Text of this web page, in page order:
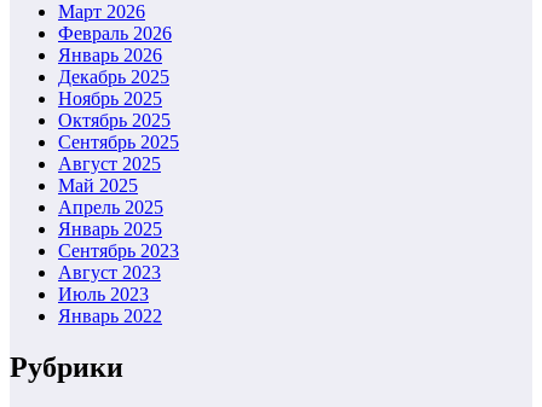
Март 2026
Февраль 2026
Январь 2026
Декабрь 2025
Ноябрь 2025
Октябрь 2025
Сентябрь 2025
Август 2025
Май 2025
Апрель 2025
Январь 2025
Сентябрь 2023
Август 2023
Июль 2023
Январь 2022
Рубрики